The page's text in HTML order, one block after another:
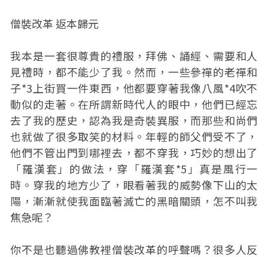
僧裝改革 返本歸元
我本是一套很尊貴的禮服，拜佛、誦經、需要和人
見禮時，都不能少了我。然而，一些參禪的老禪和
子*3上街買一件東西，他都要穿著我像八風*4吹不
動似的走著。在所謂新時代人的眼中，他們已經忘
去了我的歷史，認為我是奇裝異服，而那些和尚們
也就做了很多取笑的材料。年輕的師父們受不了，
他們不管出門到哪裡去，都不穿我，巧妙的想出了
「羅漢套」的做法，穿「羅漢套*5」真是風行一
時。穿我的地方少了，眼看著我的威勢像下山的太
陽，漸漸就使我面臨著滅亡的黑暗關頭，怎不叫我
焦急呢？
你不是也聽過佛教裡僧裝改革的呼聲嗎？很多人反